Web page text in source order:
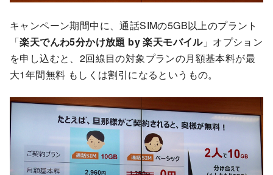
キャンペーン期間中に、通話SIMの5GB以上のプラント
「楽天でんわ5分かけ放題 by 楽天モバイル」オプション
を申し込むと、2回線目の対象プランの月額基本料が最
大1年間無料 もしくは割引になるというもの。